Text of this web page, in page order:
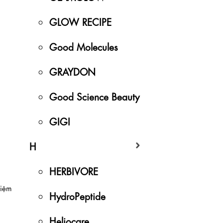
GLOW RECIPE
Good Molecules
GRAYDON
Good Science Beauty
GIGI
H
HERBIVORE
HydroPeptide
Heliocare